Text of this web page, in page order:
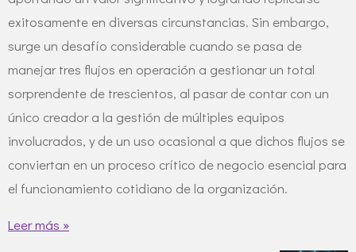
exitosamente en diversas circunstancias. Sin embargo,
surge un desafío considerable cuando se pasa de
manejar tres flujos en operación a gestionar un total
sorprendente de trescientos, al pasar de contar con un
único creador a la gestión de múltiples equipos
involucrados, y de un uso ocasional a que dichos flujos se
conviertan en un proceso crítico de negocio esencial para
el funcionamiento cotidiano de la organización.
Leer más »